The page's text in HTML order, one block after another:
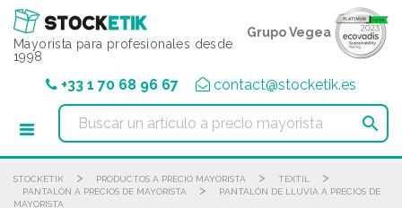
Mayorista para profesionales desde
1998
Grupo Vegea
+33 1 70 68 96 67 contact@stocketik.es

STOCKETIK > PRODUCTOS A PRECIO MAYORISTA > TEXTIL >
PANTALÓN A PRECIOS DE MAYORISTA >
PANTALÓN DE LLUVIA A PRECIOS DE
MAYORISTA
Panel de gestión de cookies